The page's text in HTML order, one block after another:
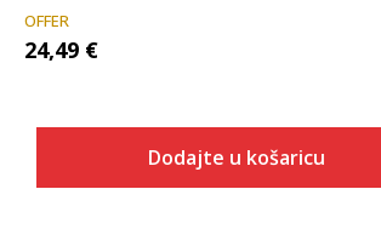
OFFER
24,49 €
Dodajte u košaricu